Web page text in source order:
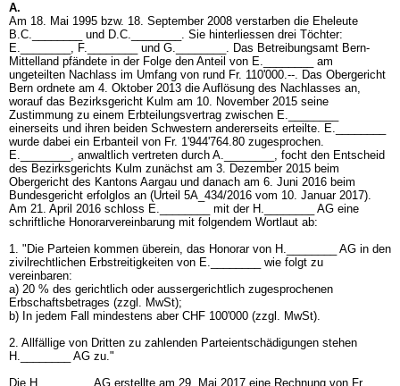
A.
Am 18. Mai 1995 bzw. 18. September 2008 verstarben die Eheleute
B.C.________ und D.C.________. Sie hinterliessen drei Töchter:
E.________, F.________ und G.________. Das Betreibungsamt Bern-
Mittelland pfändete in der Folge den Anteil von E.________ am
ungeteilten Nachlass im Umfang von rund Fr. 110'000.--. Das Obergericht
Bern ordnete am 4. Oktober 2013 die Auflösung des Nachlasses an,
worauf das Bezirksgericht Kulm am 10. November 2015 seine
Zustimmung zu einem Erbteilungsvertrag zwischen E.________
einerseits und ihren beiden Schwestern andererseits erteilte. E.________
wurde dabei ein Erbanteil von Fr. 1'944'764.80 zugesprochen.
E.________, anwaltlich vertreten durch A.________, focht den Entscheid
des Bezirksgerichts Kulm zunächst am 3. Dezember 2015 beim
Obergericht des Kantons Aargau und danach am 6. Juni 2016 beim
Bundesgericht erfolglos an (Urteil 5A_434/2016 vom 10. Januar 2017).
Am 21. April 2016 schloss E.________ mit der H.________ AG eine
schriftliche Honorarvereinbarung mit folgendem Wortlaut ab:
1. "Die Parteien kommen überein, das Honorar von H.________ AG in den
zivilrechtlichen Erbstreitigkeiten von E.________ wie folgt zu
vereinbaren:
a) 20 % des gerichtlich oder aussergerichtlich zugesprochenen
Erbschaftsbetrages (zzgl. MwSt);
b) In jedem Fall mindestens aber CHF 100'000 (zzgl. MwSt).
2. Allfällige von Dritten zu zahlenden Parteientschädigungen stehen
H.________ AG zu."
Die H.________ AG erstellte am 29. Mai 2017 eine Rechnung von Fr.